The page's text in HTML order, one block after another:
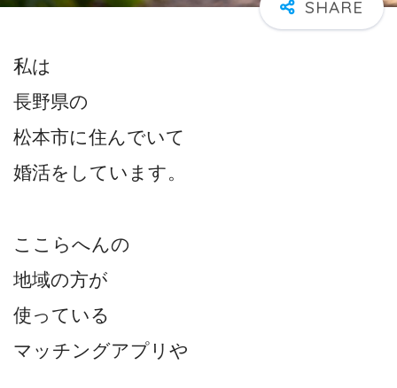
私は
長野県の
松本市に住んでいて
婚活をしています。
ここらへんの
地域の方が
使っている
マッチングアプリや